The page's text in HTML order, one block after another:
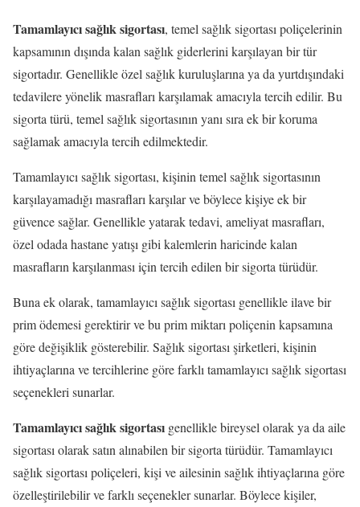
Tamamlayıcı sağlık sigortası, temel sağlık sigortası poliçelerinin
kapsamının dışında kalan sağlık giderlerini karşılayan bir tür
sigortadır. Genellikle özel sağlık kuruluşlarına ya da yurtdışındaki
tedavilere yönelik masrafları karşılamak amacıyla tercih edilir. Bu
sigorta türü, temel sağlık sigortasının yanı sıra ek bir koruma
sağlamak amacıyla tercih edilmektedir.
Tamamlayıcı sağlık sigortası, kişinin temel sağlık sigortasının
karşılayamadığı masrafları karşılar ve böylece kişiye ek bir
güvence sağlar. Genellikle yatarak tedavi, ameliyat masrafları,
özel odada hastane yatışı gibi kalemlerin haricinde kalan
masrafların karşılanması için tercih edilen bir sigorta türüdür.
Buna ek olarak, tamamlayıcı sağlık sigortası genellikle ilave bir
prim ödemesi gerektirir ve bu prim miktarı poliçenin kapsamına
göre değişiklik gösterebilir. Sağlık sigortası şirketleri, kişinin
ihtiyaçlarına ve tercihlerine göre farklı tamamlayıcı sağlık sigortası
seçenekleri sunarlar.
Tamamlayıcı sağlık sigortası genellikle bireysel olarak ya da aile
sigortası olarak satın alınabilen bir sigorta türüdür. Tamamlayıcı
sağlık sigortası poliçeleri, kişi ve ailesinin sağlık ihtiyaçlarına göre
özelleştirilebilir ve farklı seçenekler sunarlar. Böylece kişiler,